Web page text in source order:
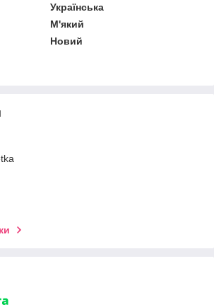
Українська
М'який
Новий